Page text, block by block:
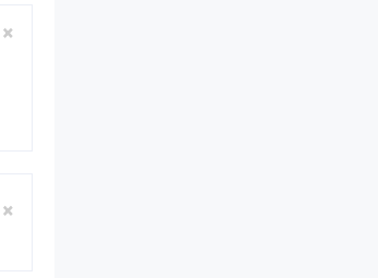
×
×